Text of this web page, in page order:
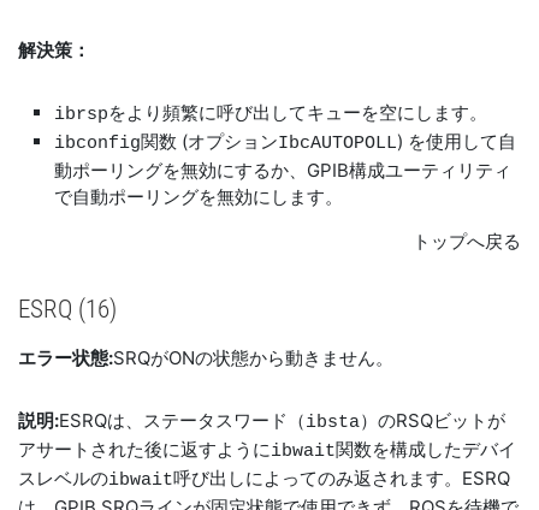
解決策：
ibrspをより頻繁に呼び出してキューを空にします。
ibconfig関数 (オプションIbcAUTOPOLL) を使用して自
動ポーリングを無効にするか、GPIB構成ユーティリティ
で自動ポーリングを無効にします。
トップへ戻る
ESRQ (16)
エラー状態:SRQがONの状態から動きません。
説明:ESRQは、ステータスワード（ibsta）のRSQビットが
アサートされた後に返すようにibwait関数を構成したデバイ
スレベルのibwait呼び出しによってのみ返されます。ESRQ